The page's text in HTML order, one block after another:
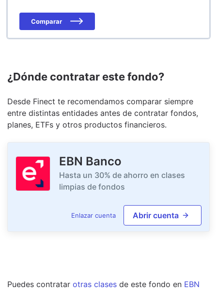
Comparar
¿Dónde contratar este fondo?
Desde Finect te recomendamos comparar siempre
entre distintas entidades antes de contratar fondos,
planes, ETFs y otros productos financieros.
EBN Banco
Hasta un 30% de ahorro en clases
limpias de fondos
Enlazar cuenta Abrir cuenta
Puedes contratar otras clases de este fondo en EBN